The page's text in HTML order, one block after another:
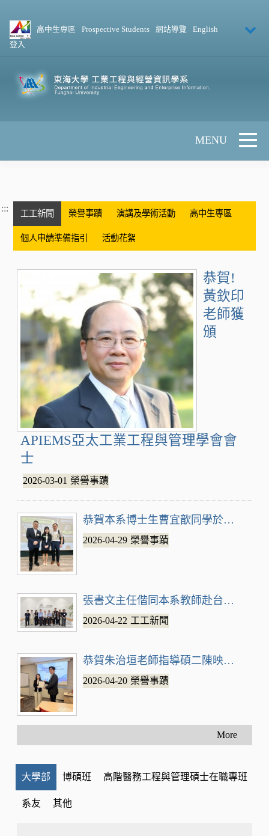
高中生專區 Prospective Students 網站導覽
English
登入
Toggle
::: 工工新聞 榮譽事蹟 演講及學術活動 高中生專區
個人申請準備指引 活動花絮
恭賀!
黃欽印
老師獲
頒
APIEMS亞太工業工程與管理學會會
士
2026-03-01 榮譽事蹟
恭賀本系博士生曹宜歆同學於第24屆
2026-04-29 榮譽事蹟
張書文主任偕同本系教師赴台達電台
2026-04-22 工工新聞
恭賀朱治垣老師指導碩二陳映彤同學
2026-04-20 榮譽事蹟
More
大學部 博碩班 高階醫務工程與管理碩士在職專班
系友 其他